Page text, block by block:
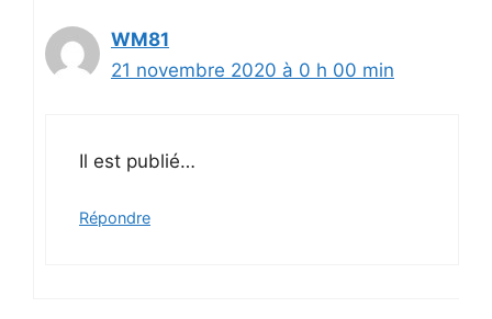
WM81
21 novembre 2020 à 0 h 00 min
Il est publié…
Répondre